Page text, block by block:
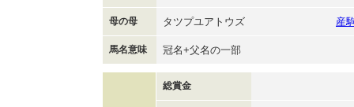
母の母 タツプユアトウズ 産
馬名意味 冠名+父名の一部
総賞金